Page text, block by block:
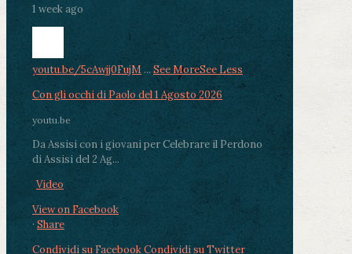
1 week ago
youtu.be/5cAwjj0FujM ... See MoreSee Less
Con gli occhi di Paolo del 1 Agosto 2026
youtu.be
Da Assisi con i giovani per Celebrare il Perdono
di Assisi del 2 Ag...
Video
View on Facebook
· Share
Condividi su FacebookCondividi su Twitter